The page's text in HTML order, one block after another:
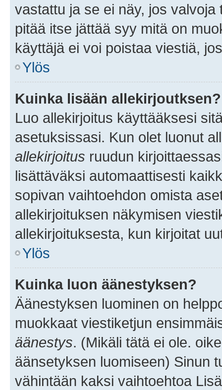
vastattu ja se ei näy, jos
pitää itse jättää syy mitä on
käyttäjä ei voi poistaa viestiä,
Ylös
Kuinka lisään allekirjoutksen?
Luo allekirjoitus käyttääksesi
asetuksissasi. Kun olet luonut
allekirjoitus ruudun
lisättäväksi automaattisesti
sopivan vaihtoehdon omista
allekirjoituksen näkymisen
allekirjoituksesta, kun kirjoitat
Ylös
Kuinka luon äänestyksen?
Äänestyksen luominen on
muokkaat viestiketjun
äänestys. (Mikäli tätä ei ole.
äänsetyksen luomiseen) Sinun
vähintään kaksi vaihtoehtoa